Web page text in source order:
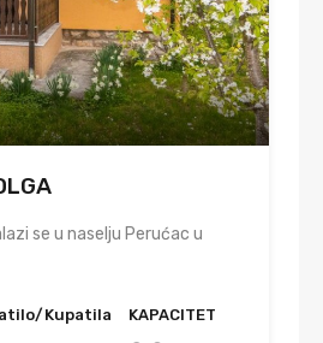
se u naselju Perućac u
Kupatila KAPACITET